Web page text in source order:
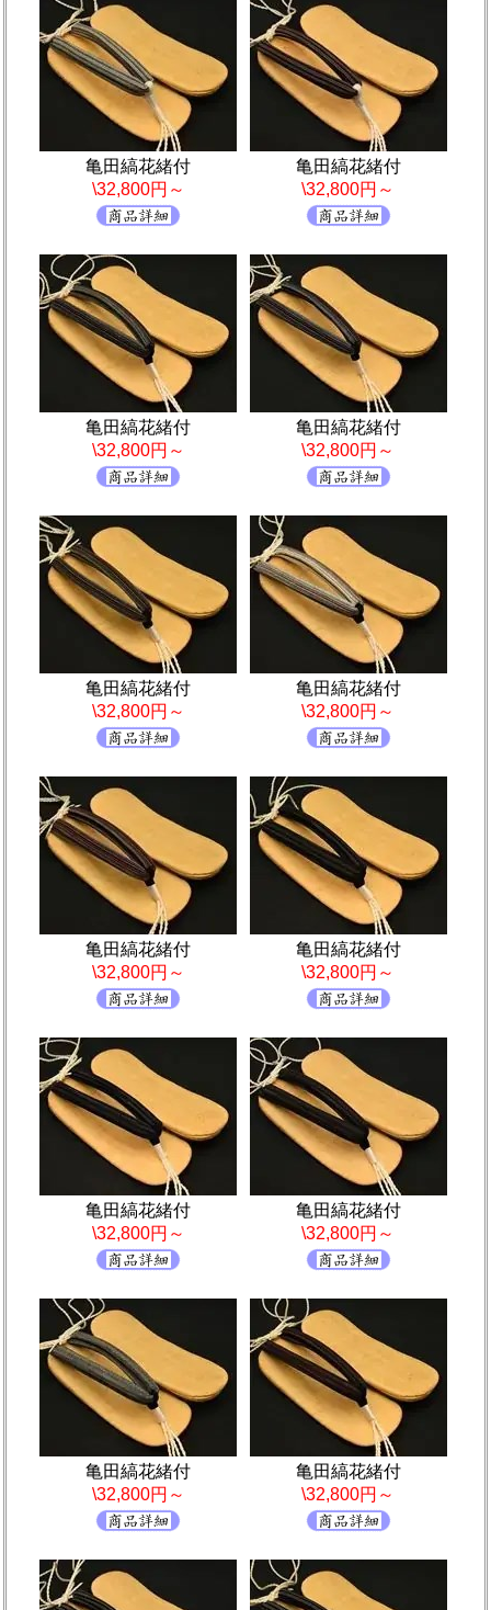
亀田縞花緒付
\32,800円～
亀田縞花緒付
\32,800円～
亀田縞花緒付
\32,800円～
亀田縞花緒付
\32,800円～
亀田縞花緒付
\32,800円～
亀田縞花緒付
\32,800円～
亀田縞花緒付
\32,800円～
亀田縞花緒付
\32,800円～
亀田縞花緒付
\32,800円～
亀田縞花緒付
\32,800円～
亀田縞花緒付
\32,800円～
亀田縞花緒付
\32,800円～